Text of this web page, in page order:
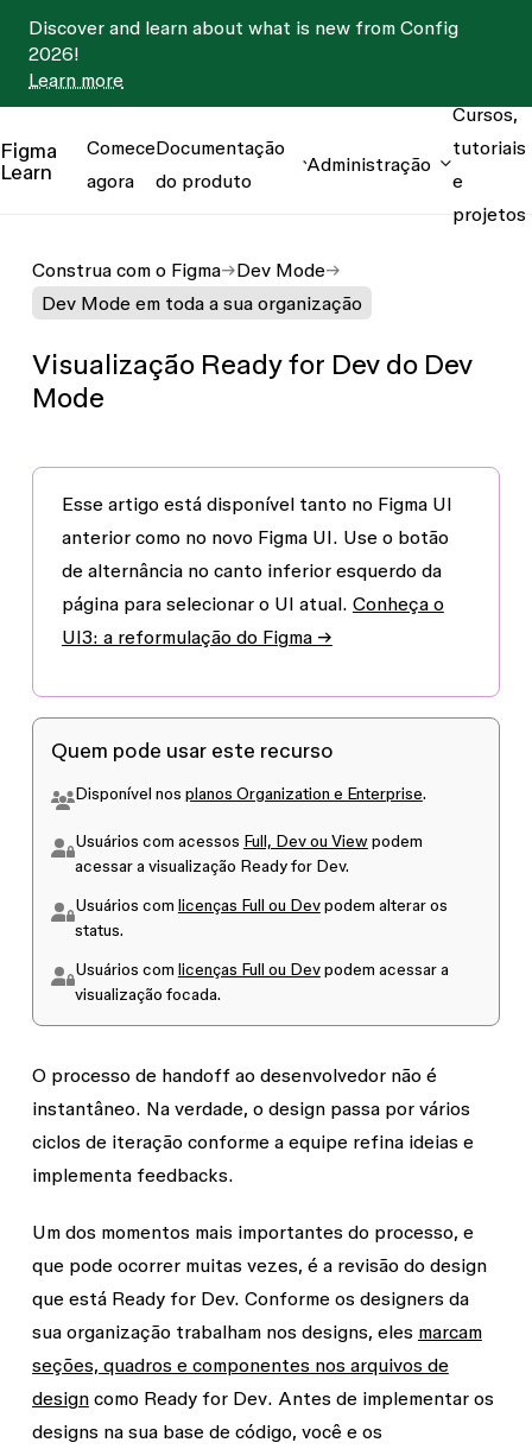
Discover and learn about what is new from Config
2026!
Learn more
Figma
Learn
Comece
agora
Documentação
do produto
Administração
Cursos,
tutoriais
e
projetos
Construa com o Figma
Dev Mode
Dev Mode em toda a sua organização
Visualização Ready for Dev do Dev
Mode
Esse artigo está disponível tanto no Figma UI
anteriorcomo no novo Figma UI. Use o botão
de alternância no canto inferior esquerdo da
página para selecionar o UI atual. Conheça o
UI3: a reformulação do Figma →
Quem pode usar este recurso
Disponível nos planos Organization e Enterprise.
Usuários com acessos Full, Dev ou Viewpodem
acessar a visualização Ready for Dev.
Usuários com licenças Full ou Devpodem alterar os
status.
Usuários com licenças Full ou Devpodem acessar a
visualização focada.
O processo de handoff ao desenvolvedor não é
instantâneo. Na verdade, o design passa por vários
ciclos de iteração conforme a equipe refina ideias e
implementa feedbacks.
Um dos momentos mais importantes do processo, e
que pode ocorrer muitas vezes, é a revisão do design
que está Ready for Dev. Conforme os designers da
sua organização trabalham nos designs, eles marcam
seções, quadros e componentes nos arquivos de
designcomo Ready for Dev. Antes de implementar os
designs na sua base de código, você e os